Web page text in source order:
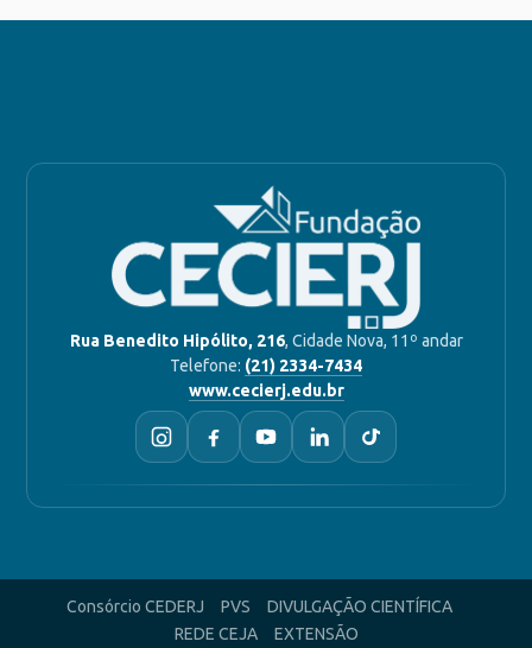
Rua Benedito Hipólito, 216, Cidade Nova, 11º andar
Telefone: (21) 2334-7434
www.cecierj.edu.br
Consórcio CEDERJ PVS
DIVULGAÇÃO CIENTÍFICA
REDE CEJA
EXTENSÃO